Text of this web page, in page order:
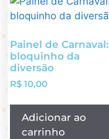
Painel de Carnaval:
bloquinho da
diversão
R$ 10,00
Adicionar ao
carrinho